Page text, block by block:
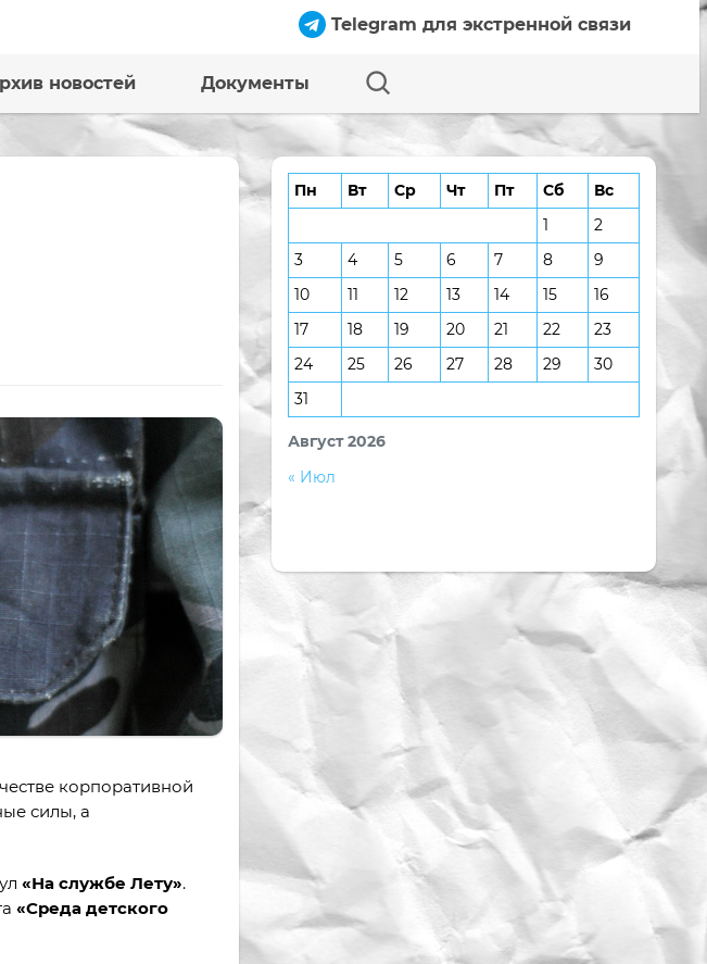
Telegram для экстренной связи
новостей Документы
корпоративной
силы, а
«На службе Лету».
«Среда детского
Август 2026
Пн Вт Ср Чт Пт Сб
Вс
1
2
3
4 5 6 7 8
9
10
11 12 13 14 15
16
17
18 19 20 21 22
23
24
25 26 27 28 29
30
31
« Июл